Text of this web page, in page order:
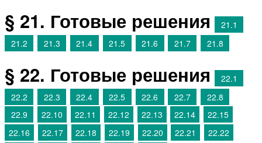
§ 21. Готовые решения
21.1
21.2
21.3 21.4 21.5 21.6 21.7 21.8
§ 22. Готовые решения
22.1
22.2
22.3 22.4 22.5 22.6 22.7
22.8
22.9
22.10 22.11 22.12 22.13 22.14
22.15
22.16
22.17 22.18 22.19 22.20 22.21 22.22